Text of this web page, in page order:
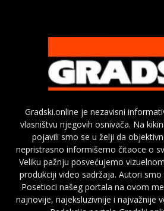
Gradski.online je nezavisni
vlasništvu njegovih osnivača. Na
pojavili smo se u želji da
nepristrasno informišemo čitaoce o
Veliku pažnju posvećujemo
produkciji video sadržaja. Autori
Posetioci našeg portala na ovom
najnovije, najeksluzivnije i najvažnije